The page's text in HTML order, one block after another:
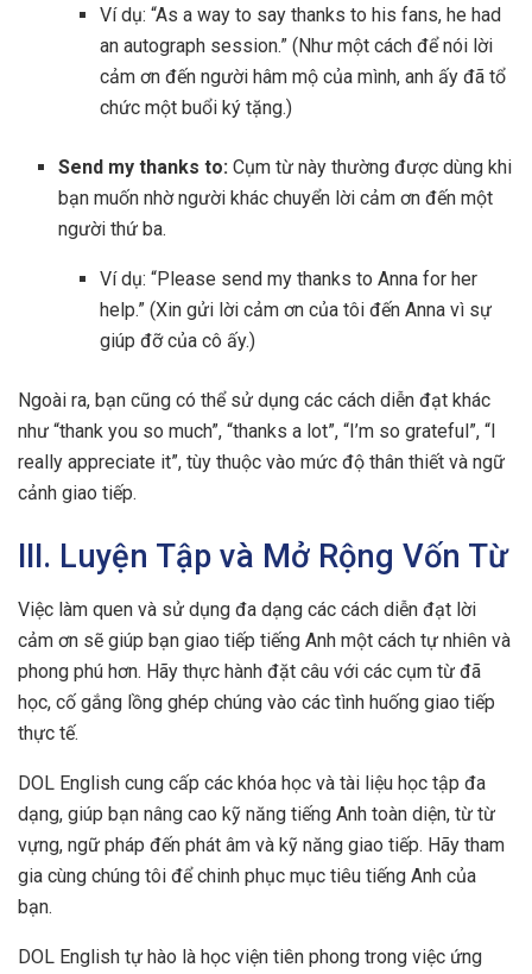
Ví dụ: “As a way to say thanks to his fans, he had
an autograph session.” (Như một cách để nói lời
cảm ơn đến người hâm mộ của mình, anh ấy đã tổ
chức một buổi ký tặng.)
Send my thanks to: Cụm từ này thường được dùng khi
bạn muốn nhờ người khác chuyển lời cảm ơn đến một
người thứ ba.
Ví dụ: “Please send my thanks to Anna for her
help.” (Xin gửi lời cảm ơn của tôi đến Anna vì sự
giúp đỡ của cô ấy.)
Ngoài ra, bạn cũng có thể sử dụng các cách diễn đạt khác
như “thank you so much”, “thanks a lot”, “I’m so grateful”, “I
really appreciate it”, tùy thuộc vào mức độ thân thiết và ngữ
cảnh giao tiếp.
III. Luyện Tập và Mở Rộng Vốn Từ
Việc làm quen và sử dụng đa dạng các cách diễn đạt lời
cảm ơn sẽ giúp bạn giao tiếp tiếng Anh một cách tự nhiên và
phong phú hơn. Hãy thực hành đặt câu với các cụm từ đã
học, cố gắng lồng ghép chúng vào các tình huống giao tiếp
thực tế.
DOL English cung cấp các khóa học và tài liệu học tập đa
dạng, giúp bạn nâng cao kỹ năng tiếng Anh toàn diện, từ từ
vựng, ngữ pháp đến phát âm và kỹ năng giao tiếp. Hãy tham
gia cùng chúng tôi để chinh phục mục tiêu tiếng Anh của
bạn.
DOL English tự hào là học viện tiên phong trong việc ứng